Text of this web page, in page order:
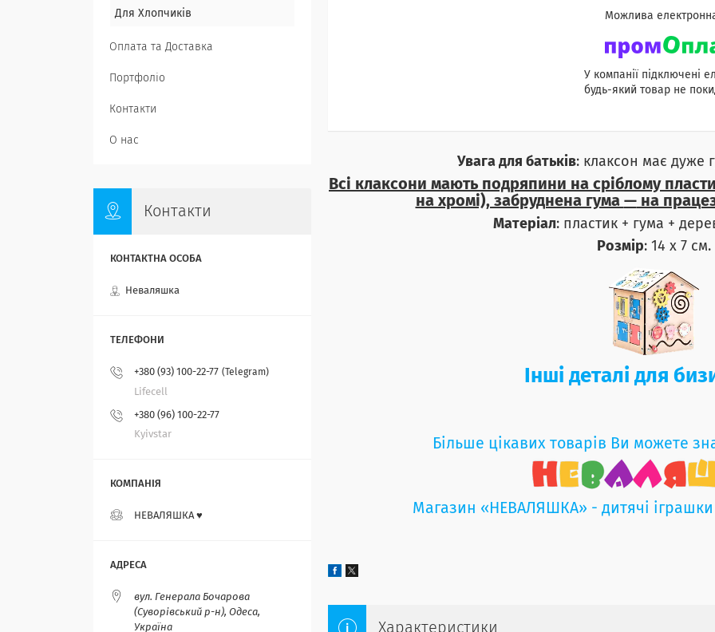
У компанії підключені
будь-який товар не
Увага для батьків: клаксон має дуже
Всі клаксони мають подряпини на сріблому
на хромі), забруднена гума —на
Матеріал: пластик + гума +
Розмір: 14 х 7 см.
Інші деталі для
Більше цікавих товарів Ви можете
Магазин «НЕВАЛЯШКА» - дитячі
Характеристики
Для Хлопчиків
Оплата та Доставка
Портфоліо
Контакти
О нас
Контакти
Неваляшка
+380 (93) 100-22-77 Telegram
Lifecell
+380 (96) 100-22-77
Kyivstar
НЕВАЛЯШКА ♥️
вул. Генерала Бочарова
(Суворівський р-н), Одеса,
Україна